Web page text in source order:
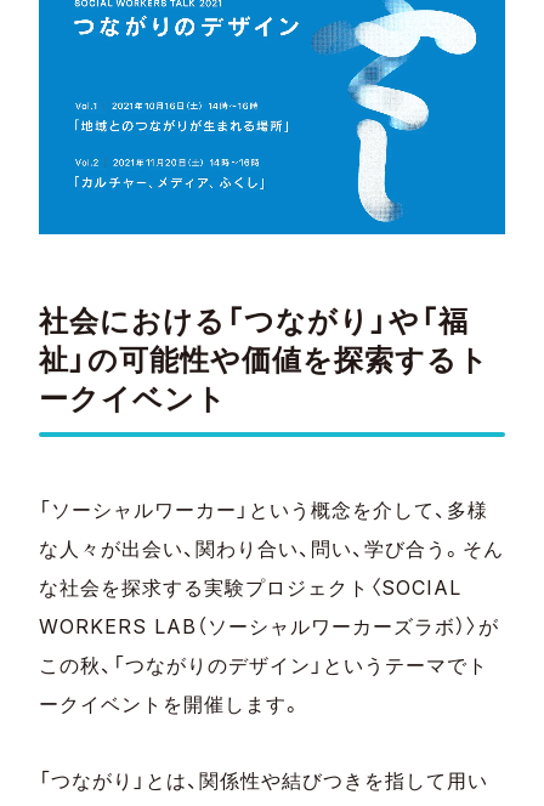
社会における「つながり」や「福
祉」の可能性や価値を探索するト
ークイベント
「ソーシャルワーカー」という概念を介して、多様
な人々が出会い、関わり合い、問い、学び合う。そん
な社会を探求する実験プロジェクト〈SOCIAL
WORKERS LAB（ソーシャルワーカーズラボ）〉が
この秋、「つながりのデザイン」というテーマでト
ークイベントを開催します。
「つながり」とは、関係性や結びつきを指して用い